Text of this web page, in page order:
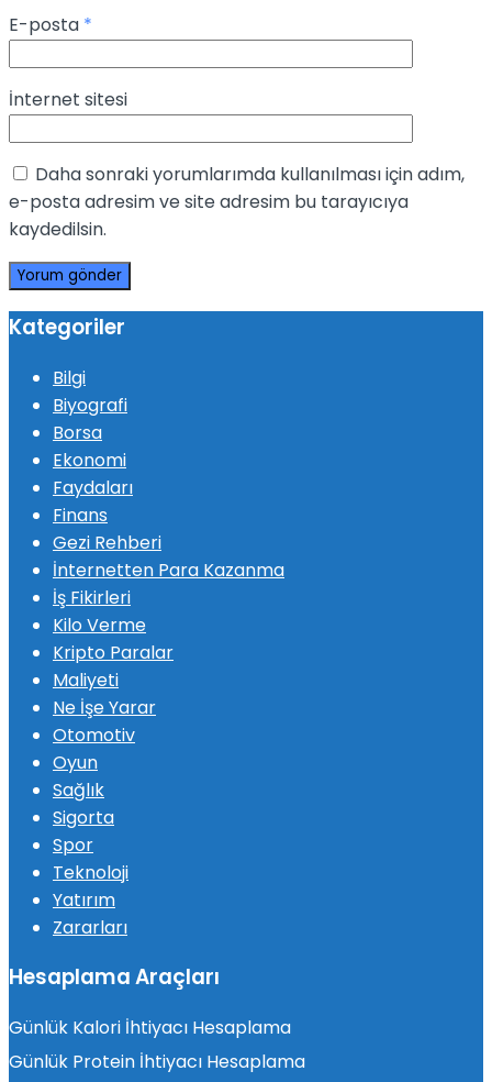
E-posta *
İnternet sitesi
Daha sonraki yorumlarımda kullanılması için adım,
e-posta adresim ve site adresim bu tarayıcıya
kaydedilsin.
Kategoriler
Bilgi
Biyografi
Borsa
Ekonomi
Faydaları
Finans
Gezi Rehberi
İnternetten Para Kazanma
İş Fikirleri
Kilo Verme
Kripto Paralar
Maliyeti
Ne İşe Yarar
Otomotiv
Oyun
Sağlık
Sigorta
Spor
Teknoloji
Yatırım
Zararları
Hesaplama Araçları
Günlük Kalori İhtiyacı Hesaplama
Günlük Protein İhtiyacı Hesaplama